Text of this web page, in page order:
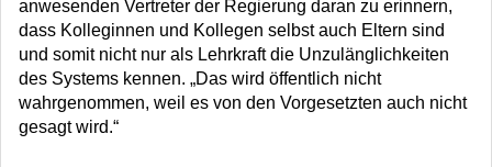
anwesenden Vertreter der Regierung daran zu erinnern,
dass Kolleginnen und Kollegen selbst auch Eltern sind
und somit nicht nur als Lehrkraft die Unzulänglichkeiten
des Systems kennen. „Das wird öffentlich nicht
wahrgenommen, weil es von den Vorgesetzten auch nicht
gesagt wird.“